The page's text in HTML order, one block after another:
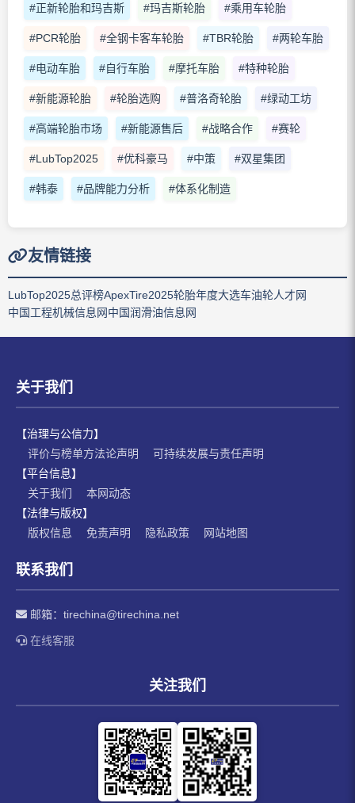
#正新轮胎和玛吉斯 #玛吉斯轮胎 #乘用车轮胎
#PCR轮胎 #全钢卡客车轮胎 #TBR轮胎 #两轮车胎
#电动车胎 #自行车胎 #摩托车胎 #特种轮胎
#新能源轮胎 #轮胎选购 #普洛奇轮胎 #绿动工坊
#高端轮胎市场 #新能源售后 #战略合作 #赛轮
#LubTop2025 #优科豪马 #中策 #双星集团
#韩泰 #品牌能力分析 #体系化制造
友情链接
LubTop2025总评榜ApexTire2025轮胎年度大选车油轮人才网
中国工程机械信息网中国润滑油信息网
关于我们
【治理与公信力】
评价与榜单方法论声明
可持续发展与责任声明
【平台信息】
关于我们
本网动态
【法律与版权】
版权信息
免责声明 隐私政策 网站地图
联系我们
邮箱： tirechina@tirechina.net
在线客服
关注我们